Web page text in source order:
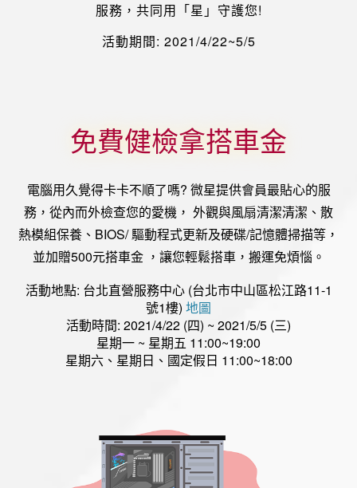
服務，共同用「星」守護您!
活動期間: 2021/4/22~5/5
免費健檢拿搭車金
電腦用久覺得卡卡不順了嗎? 微星提供會員最貼心的服
務，從內而外檢查您的愛機， 外觀與風扇清潔清潔、散
熱模組保養、BIOS/ 驅動程式更新及硬碟/記憶體掃描等，
並加贈500元搭車金 ，讓您輕鬆搭車，搬運免煩惱。
活動地點: 台北直營服務中心 (台北市中山區松江路11-1
號1樓) 地圖
活動時間: 2021/4/22 (四) ~ 2021/5/5 (三)
星期一 ~ 星期五 11:00~19:00
星期六、星期日、國定假日 11:00~18:00